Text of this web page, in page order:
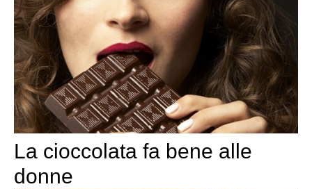
La cioccolata fa bene alle
donne